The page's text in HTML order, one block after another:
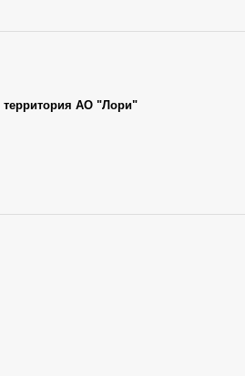
территория АО "Лори"